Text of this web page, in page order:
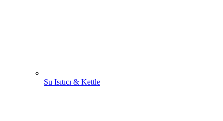
Su Isıtıcı & Kettle